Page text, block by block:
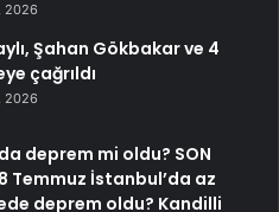
2026
Şahan Gökbakar ve 4
çağrıldı
2026
deprem mi oldu? SON
Temmuz İstanbul’da az
deprem oldu? Kandilli